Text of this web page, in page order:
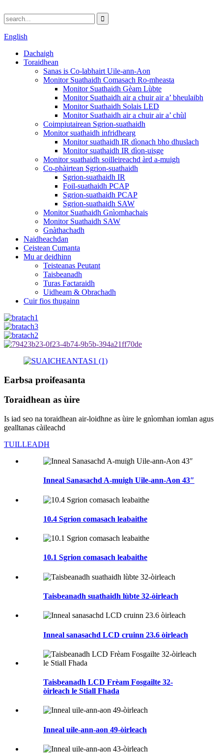
English
Dachaigh
Toraidhean
Sanas is Co-labhairt Uile-ann-Aon
Monitor Suathaidh Comasach Ro-mheasta
Monitor Suathaidh Gèam Lùbte
Monitor Suathaidh air a chuir air a’ bheulaibh
Monitor Suathaidh Solais LED
Monitor Suathaidh air a chuir air a’ chùl
Coimpiutairean Sgrion-suathaidh
Monitor suathaidh infridhearg
Monitor suathaidh IR dìonach bho dhuslach
Monitor suathaidh IR dìon-uisge
Monitor suathaidh soilleireachd àrd a-muigh
Co-phàirtean Sgrion-suathaidh
Sgrion-suathaidh IR
Foil-suathaidh PCAP
Sgrion-suathaidh PCAP
Sgrion-suathaidh SAW
Monitor Suathaidh Gnìomhachais
Monitor Suathaidh SAW
Gnàthachadh
Naidheachdan
Ceistean Cumanta
Mu ar deidhinn
Teisteanas Peutant
Taisbeanadh
Turas Factaraidh
Uidheam & Obrachadh
Cuir fios thugainn
Earbsa proifeasanta
Toraidhean as ùire
Is iad seo na toraidhean air-loidhne as ùire le gnìomhan iomlan agus
gealltanas càileachd
TUILLEADH
Inneal Sanasachd A-muigh Uile-ann-Aon 43″
10.4 Sgrion comasach leabaithe
10.1 Sgrion comasach leabaithe
Taisbeanadh suathaidh lùbte 32-òirleach
Inneal sanasachd LCD cruinn 23.6 òirleach
Taisbeanadh LCD Frèam Fosgailte 32-
òirleach le Stiall Fhada
Inneal uile-ann-aon 49-òirleach